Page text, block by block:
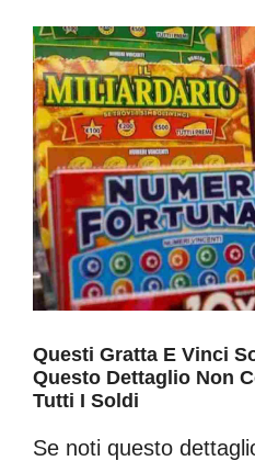
Questi Gratta E Vinci
Questo Dettaglio Non
Tutti I Soldi
Se noti questo